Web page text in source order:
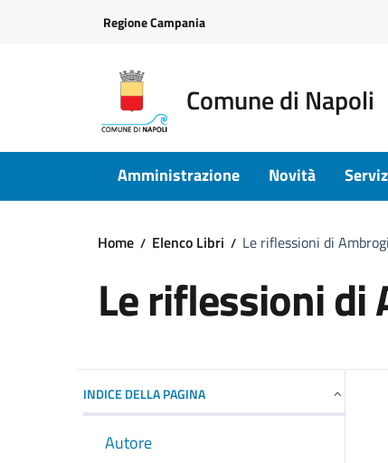
Regione Campania
Comune di Napoli
Amministrazione Novità
Home Elenco Libri Le riflessioni di
Le riflessioni di
INDICE DELLA PAGINA
Autore